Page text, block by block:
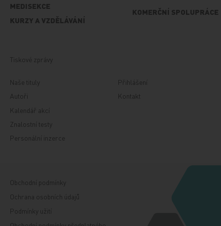
MEDISEKCE
KURZY A VZDĚLÁVÁNÍ
KOMERČNÍ SPOLUPRÁCE
Tiskové zprávy
Naše tituly
Autoři
Kalendář akcí
Znalostní testy
Personální inzerce
Přihlášení
Kontakt
Obchodní podmínky
Ochrana osobních údajů
Podmínky užití